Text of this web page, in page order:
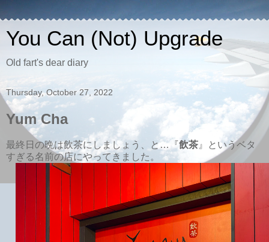
You Can (Not) Upgrade
Old fart's dear diary
Thursday, October 27, 2022
Yum Cha
最終日の晩は飲茶にしましょう、と…『飲茶 』というベタ
すぎる名前の店にやってきました。